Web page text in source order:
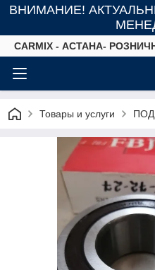
ВНИМАНИЕ!
СARMIX - АСТАНА-
Товары и услуги